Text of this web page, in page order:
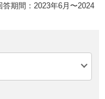
期間：2023年6月〜2024